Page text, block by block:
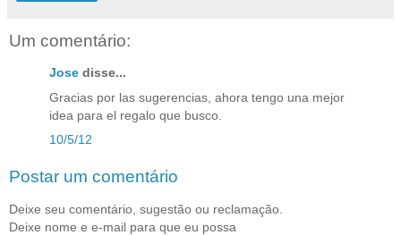
Um comentário:
Jose disse...
Gracias por las sugerencias, ahora tengo una mejor
idea para el regalo que busco.
10/5/12
Postar um comentário
Deixe seu comentário, sugestão ou reclamação.
Deixe nome e e-mail para que eu possa